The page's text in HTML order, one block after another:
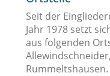
Seit der
Jahr 1978 setzt
aus folgenden
Rummeltshausen.